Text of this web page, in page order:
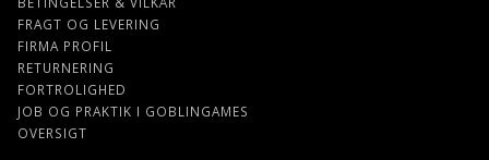
FRAGT OG LEVERING
FIRMA PROFIL
RETURNERING
FORTROLIGHED
JOB OG PRAKTIK I GOBLINGAMES
OVERSIGT